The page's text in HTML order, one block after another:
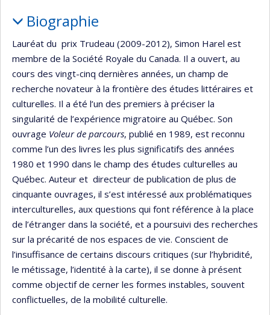
Biographie
Lauréat du prix Trudeau (2009-2012), Simon Harel est
membre de la Société Royale du Canada. Il a ouvert, au
cours des vingt-cinq dernières années, un champ de
recherche novateur à la frontière des études littéraires et
culturelles. Il a été l’un des premiers à préciser la
singularité de l’expérience migratoire au Québec. Son
ouvrage Voleur de parcours, publié en 1989, est reconnu
comme l’un des livres les plus significatifs des années
1980 et 1990 dans le champ des études culturelles au
Québec. Auteur et directeur de publication de plus de
cinquante ouvrages, il s’est intéressé aux problématiques
interculturelles, aux questions qui font référence à la place
de l’étranger dans la société, et a poursuivi des recherches
sur la précarité de nos espaces de vie. Conscient de
l’insuffisance de certains discours critiques (sur l’hybridité,
le métissage, l’identité à la carte), il se donne à présent
comme objectif de cerner les formes instables, souvent
conflictuelles, de la mobilité culturelle.